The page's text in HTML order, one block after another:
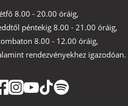
8.00 - 20.00 óráig,
péntekig 8.00 - 21.00 óráig,
8.00 - 12.00 óráig,
rendezvényekhez igazodóan.